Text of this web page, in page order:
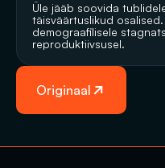
Üle jääb soovida
täisväärtuslikud
demograafilisele
reproduktiivsusel.
Originaal